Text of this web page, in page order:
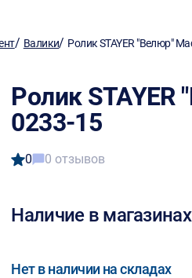
/ Валики/ Ролик STAYER "Велюр"
Ролик STAYER
0233-15
0 0 отзывов
Наличие в магазинах
Нет в наличии на складах